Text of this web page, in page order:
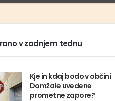
v zadnjem tednu
Kje in kdaj bodo v občini
Domžale uvedene
prometne zapore?